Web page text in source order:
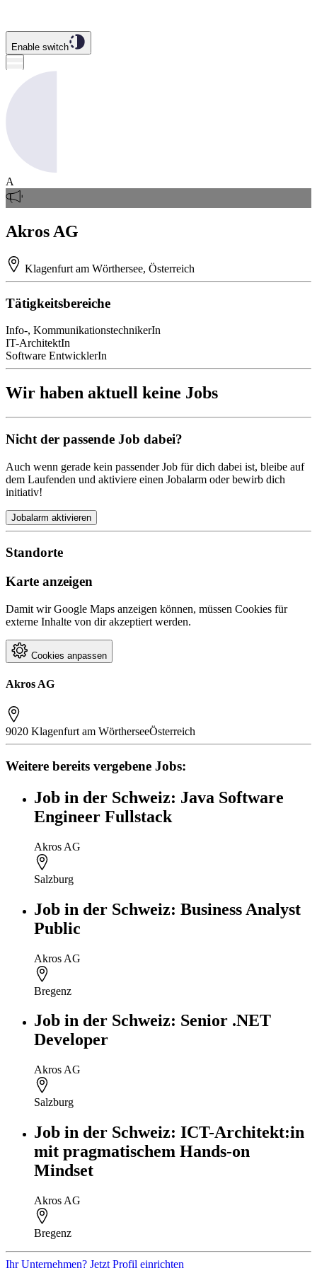
Enable switch
A
Akros AG
Klagenfurt am Wörthersee, Österreich
Tätigkeitsbereiche
Info-, KommunikationstechnikerIn
IT-ArchitektIn
Software EntwicklerIn
Wir haben aktuell keine Jobs
Nicht der passende Job dabei?
Auch wenn gerade kein passender Job für dich dabei ist, bleibe auf
dem Laufenden und aktiviere einen Jobalarm oder bewirb dich
initiativ!
Jobalarm aktivieren
Standorte
Karte anzeigen
Damit wir Google Maps anzeigen können, müssen Cookies für
externe Inhalte von dir akzeptiert werden.
Cookies anpassen
Akros AG
9020 Klagenfurt am WörtherseeÖsterreich
Weitere bereits vergebene Jobs:
Job in der Schweiz: Java Software
Engineer Fullstack
Akros AG
Salzburg
Job in der Schweiz: Business Analyst
Public
Akros AG
Bregenz
Job in der Schweiz: Senior .NET
Developer
Akros AG
Salzburg
Job in der Schweiz: ICT-Architekt:in
mit pragmatischem Hands-on
Mindset
Akros AG
Bregenz
Ihr Unternehmen? Jetzt Profil einrichten